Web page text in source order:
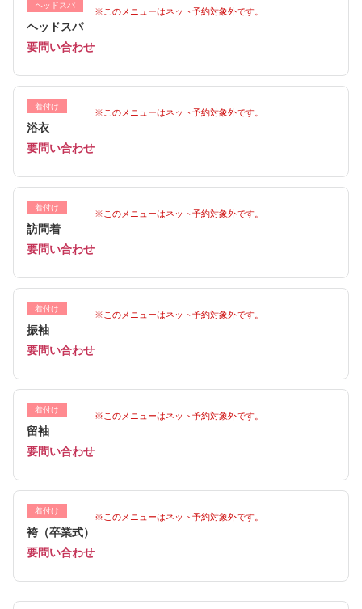
ヘッドスパ
ヘッドスパ
要問い合わせ
※このメニューはネット予約対象外です。
着付け
浴衣
要問い合わせ
※このメニューはネット予約対象外です。
着付け
訪問着
要問い合わせ
※このメニューはネット予約対象外です。
着付け
振袖
要問い合わせ
※このメニューはネット予約対象外です。
着付け
留袖
要問い合わせ
※このメニューはネット予約対象外です。
着付け
袴（卒業式）
要問い合わせ
※このメニューはネット予約対象外です。